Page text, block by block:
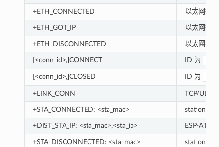
+ETH_CONNECTED 以太网接
+ETH_GOT_IP 以太网接
+ETH_DISCONNECTED 以太网接
[<conn_id>,]CONNECT ID 为
[<conn_id>,]CLOSED ID 为
+LINK_CONN TCP/UDP/
+STA_CONNECTED: <sta_mac> station 已
+DIST_STA_IP: <sta_mac>,<sta_ip> ESP-AT
+STA_DISCONNECTED: <sta_mac> station 与